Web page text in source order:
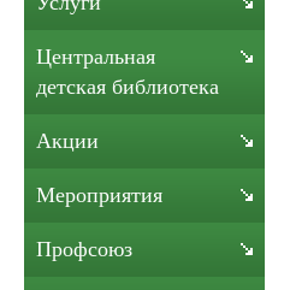
Центральная
детская библиотека
Акции
Мероприятия
Профсоюз